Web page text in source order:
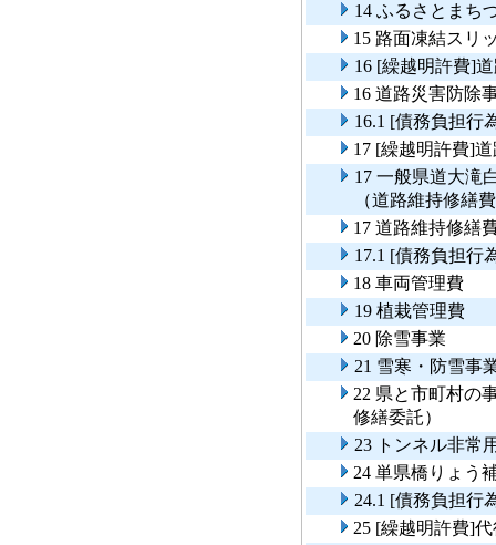
14 ふるさとまち
15 路面凍結スリ
16 [繰越明許費]
16 道路災害防除
16.1 [債務負担行
17 [繰越明許費]
17 一般県道大滝
（道路維持修繕
17 道路維持修繕
17.1 [債務負担行
18 車両管理費
19 植栽管理費
20 除雪事業
21 雪寒・防雪事
22 県と市町村の
修繕委託）
23 トンネル非常
24 単県橋りょう
24.1 [債務負担行
25 [繰越明許費]